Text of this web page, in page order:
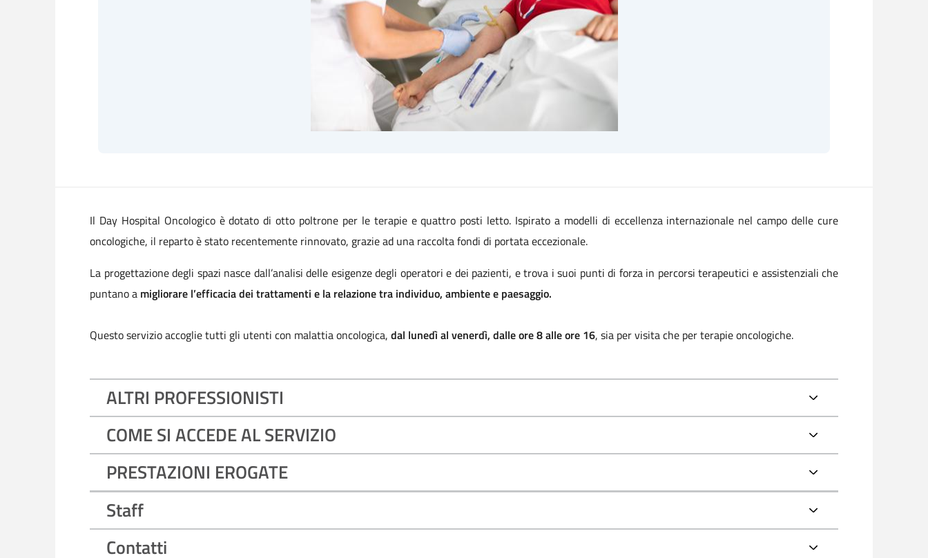
Il Day Hospital Oncologico è dotato di otto poltrone per le terapie e quattro posti letto. Ispirato a modelli di eccellenza internazionale nel campo delle cure
oncologiche, il reparto è stato recentemente rinnovato, grazie ad una raccolta fondi di portata eccezionale.
La progettazione degli spazi nasce dall’analisi delle esigenze degli operatori e dei pazienti, e trova i suoi punti di forza in percorsi terapeutici e assistenziali che
puntano a migliorare l’efficacia dei trattamenti e la relazione tra individuo, ambiente e paesaggio.
Questo servizio accoglie tutti gli utenti con malattia oncologica, dal lunedì al venerdì, dalle ore 8 alle ore 16, sia per visita che per terapie oncologiche.
ALTRI PROFESSIONISTI
COME SI ACCEDE AL SERVIZIO
PRESTAZIONI EROGATE
Staff
Contatti